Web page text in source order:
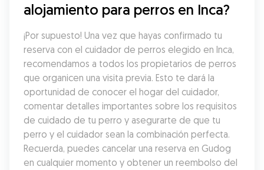
alojamiento para perros en Inca?
¡Por supuesto! Una vez que hayas confirmado tu
reserva con el cuidador de perros elegido en Inca,
recomendamos a todos los propietarios de perros
que organicen una visita previa. Esto te dará la
oportunidad de conocer el hogar del cuidador,
comentar detalles importantes sobre los requisitos
de cuidado de tu perro y asegurarte de que tu
perro y el cuidador sean la combinación perfecta.
Recuerda, puedes cancelar una reserva en Gudog
en cualquier momento y obtener un reembolso del